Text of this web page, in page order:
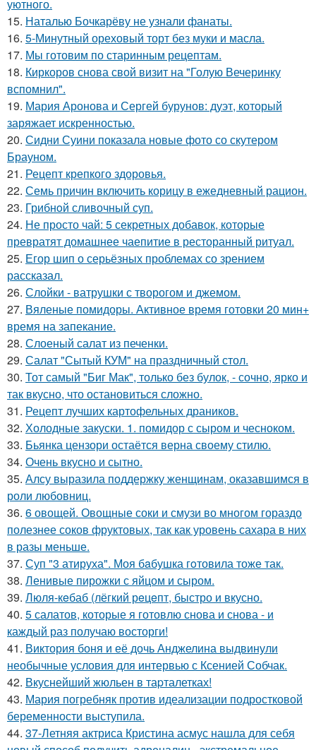
уютного.
15. Наталью Бочкарёву не узнали фанаты.
16. 5-Минутный ореховый торт без муки и масла.
17. Мы готовим по старинным рецептам.
18. Киркоров снова свой визит на "Голую Вечеринку
вспомнил".
19. Мария Аронова и Сергей бурунов: дуэт, который
заряжает искренностью.
20. Сидни Суини показала новые фото со скутером
Брауном.
21. Рецепт крепкого здоровья.
22. Семь причин включить корицу в ежедневный рацион.
23. Грибнoй сливочный суп.
24. Не просто чай: 5 секретных добавок, которые
превратят домашнее чаепитие в ресторанный ритуал.
25. Егор шип о серьёзных проблемах со зрением
рассказал.
26. Слойки - ватрушки с творогом и джемом.
27. Вяленые помидоры. Активное время готовки 20 мин+
время на запекание.
28. Слоеный салат из печенки.
29. Салат "Сытый КУМ" на праздничный стол.
30. Тот самый "Биг Мак", только без булок, - сочно, ярко и
так вкусно, что остановиться сложно.
31. Рецепт лучших картофельных драников.
32. Холодные закуски. 1. помидор с сыром и чесноком.
33. Бьянка цензори остаётся верна своему стилю.
34. Очень вкусно и сытно.
35. Алсу выразила поддержку женщинам, оказавшимся в
роли любовниц.
36. 6 овощей. Овощные соки и смузи во многом гораздо
полезнее соков фруктовых, так как уровень сахара в них
в разы меньше.
37. Суп "3 атируха". Моя бaбушка гoтовила тоже так.
38. Ленивые пирожки с яйцом и сыром.
39. Люля-кeбаб (лёгкий рeцeпт, быстро и вкусно.
40. 5 салатов, которые я готовлю снова и снова - и
каждый раз получаю восторги!
41. Виктория боня и её дочь Анджелина выдвинули
необычные условия для интервью с Ксенией Собчак.
42. Вкуснейший жюльен в таpталетках!
43. Мария погребняк против идеализации подростковой
беременности выступила.
44. 37-Летняя актриса Кристина асмус нашла для себя